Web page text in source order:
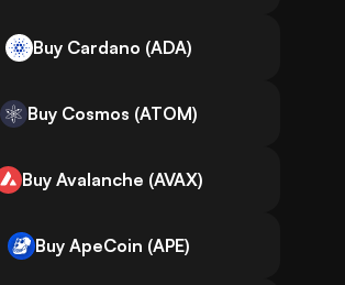
Buy Cardano (ADA)
Buy Cosmos (ATOM)
Buy Avalanche (AVAX)
Buy ApeCoin (APE)